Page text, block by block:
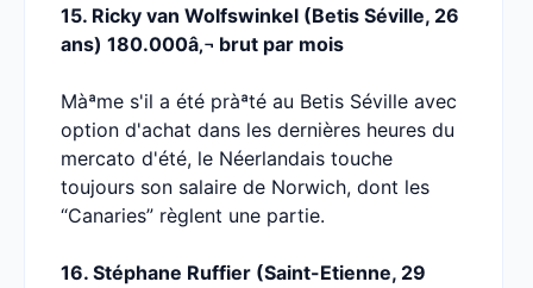
15. Ricky van Wolfswinkel (Betis Séville, 26
ans) 180.000â‚¬ brut par mois
Màªme s'il a été pràªté au Betis Séville avec
option d'achat dans les dernières heures du
mercato d'été, le Néerlandais touche
toujours son salaire de Norwich, dont les
“Canaries” règlent une partie.
16. Stéphane Ruffier (Saint-Etienne, 29